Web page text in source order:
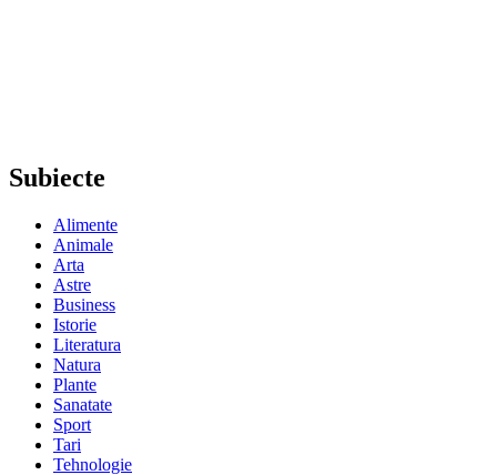
Subiecte
Alimente
Animale
Arta
Astre
Business
Istorie
Literatura
Natura
Plante
Sanatate
Sport
Tari
Tehnologie